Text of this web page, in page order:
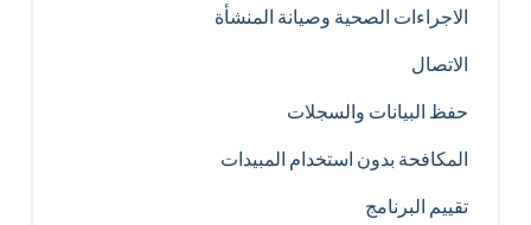
الاجراءات الصحية وصيانة المنشأة
الاتصال
حفظ البيانات والسجلات
المكافحة بدون استخدام المبيدات
تقييم البرنامج